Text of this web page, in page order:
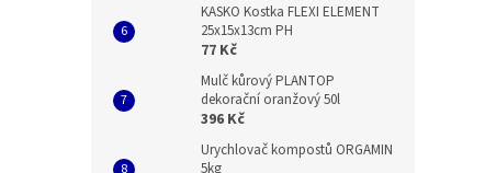
KASKO Kostka FLEXI ELEMENT
25x15x13cm PH
77 Kč
Mulč kůrový PLANTOP
dekorační oranžový 50l
396 Kč
Urychlovač kompostů ORGAMIN
5kg